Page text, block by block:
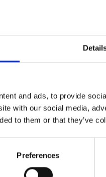
and ads, to provide
with our social media,
to them or that they’ve
Preferences